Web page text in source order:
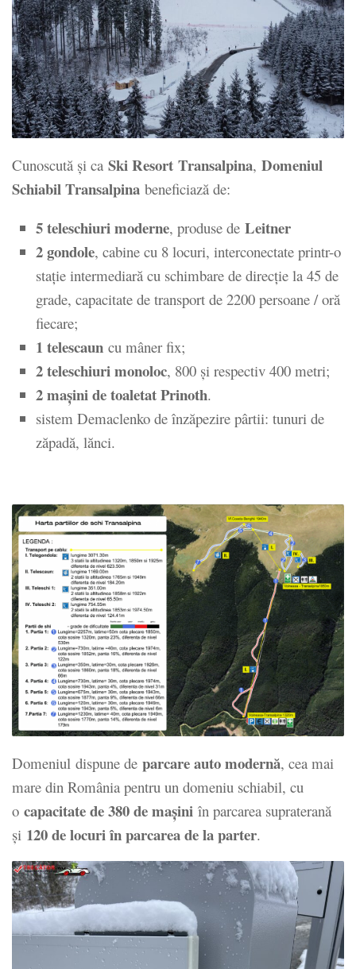
Cunoscută și ca Ski Resort Transalpina, Domeniul
Schiabil Transalpina beneficiază de:
5 teleschiuri moderne, produse de Leitner
2 gondole, cabine cu 8 locuri, interconectate printr-o
stație intermediară cu schimbare de direcție la 45 de
grade, capacitate de transport de 2200 persoane / oră
fiecare;
1 telescaun cu mâner fix;
2 teleschiuri monoloc, 800 și respectiv 400 metri;
2 mașini de toaletat Prinoth.
sistem Demaclenko de înzăpezire pârtii: tunuri de
zăpadă, lănci.
Domeniul dispune de parcare auto modernă, cea mai
mare din România pentru un domeniu schiabil, cu
o capacitate de 380 de mașini în parcarea supraterană
și 120 de locuri în parcarea de la parter.